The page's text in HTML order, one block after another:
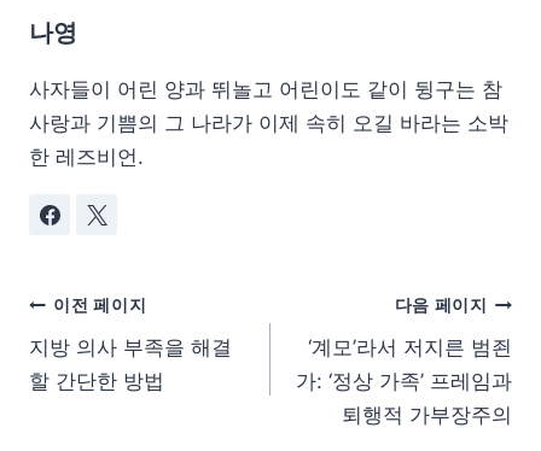
나영
사자들이 어린 양과 뛰놀고 어린이도 같이 뒹구는 참
사랑과 기쁨의 그 나라가 이제 속히 오길 바라는 소박
한 레즈비언.
이전 페이지
지방 의사 부족을 해결
할 간단한 방법
다음 페이지
‘계모’라서 저지른 범죈
가: ‘정상 가족’ 프레임과
퇴행적 가부장주의